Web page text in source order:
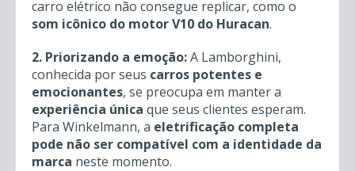
carro elétrico não consegue replicar, como o
som icônico do motor V10 do Huracan.
2. Priorizando a emoção:A Lamborghini,
conhecida por seus carros potentes e
emocionantes, se preocupa em manter a
experiência única que seus clientes esperam.
Para Winkelmann, a eletrificação completa
pode não ser compatível com a identidade da
marca neste momento.